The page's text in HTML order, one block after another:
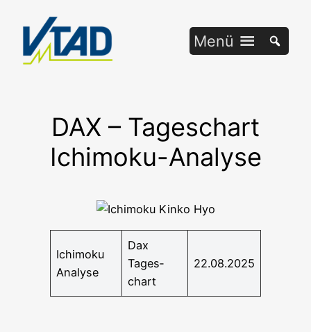
springen
Menü
DAX – Tageschart
Ichimoku-Analyse
Ichi­mo­ku
Analyse
Dax
Tages­
chart
22.08.2025